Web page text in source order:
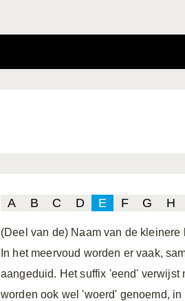
A B C D E F G H
(Deel van de) Naam van de
In het meervoud worden er vaak,
aangeduid. Het suffix 'eend'
worden ook wel 'woerd' genoemd,